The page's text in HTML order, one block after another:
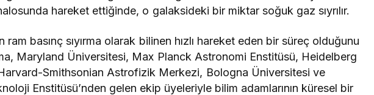
hareket ettiğinde, o galaksideki bir miktar soğuk gaz sıyrılır.
ram basınç sıyırma olarak bilinen hızlı hareket eden bir süreç olduğunu
Maryland Üniversitesi, Max Planck Astronomi Enstitüsü, Heidelberg
Smithsonian Astrofizik Merkezi, Bologna Üniversitesi ve
Enstitüsü’nden gelen ekip üyeleriyle bilim adamlarının küresel bir